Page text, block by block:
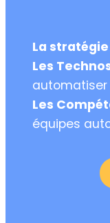
La stratégie
Les
Les
équipes